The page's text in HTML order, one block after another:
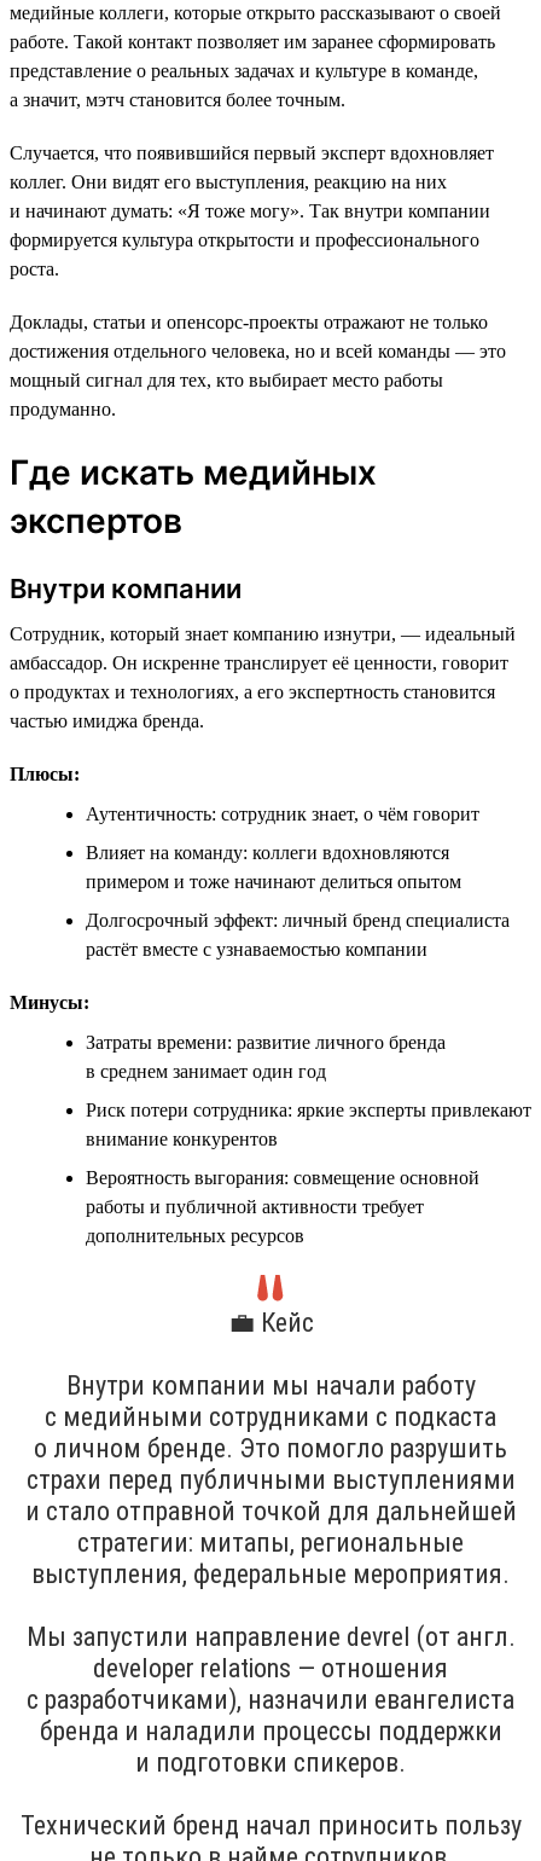
медийные коллеги, которые открыто рассказывают о своей
работе. Такой контакт позволяет им заранее сформировать
представление о реальных задачах и культуре в команде,
а значит, мэтч становится более точным.
Случается, что появившийся первый эксперт вдохновляет
коллег. Они видят его выступления, реакцию на них
и начинают думать: «Я тоже могу». Так внутри компании
формируется культура открытости и профессионального
роста.
Доклады, статьи и опенсорс-проекты отражают не только
достижения отдельного человека, но и всей команды — это
мощный сигнал для тех, кто выбирает место работы
продуманно.
Где искать медийных
экспертов
Внутри компании
Сотрудник, который знает компанию изнутри, — идеальный
амбассадор. Он искренне транслирует её ценности, говорит
о продуктах и технологиях, а его экспертность становится
частью имиджа бренда.
Плюсы:
Аутентичность: сотрудник знает, о чём говорит
Влияет на команду: коллеги вдохновляются
примером и тоже начинают делиться опытом
Долгосрочный эффект: личный бренд специалиста
растёт вместе с узнаваемостью компании
Минусы:
Затраты времени: развитие личного бренда
в среднем занимает один год
Риск потери сотрудника: яркие эксперты привлекают
внимание конкурентов
Вероятность выгорания: совмещение основной
работы и публичной активности требует
дополнительных ресурсов
💼 Кейс
Внутри компании мы начали работу
с медийными сотрудниками с подкаста
о личном бренде. Это помогло разрушить
страхи перед публичными выступлениями
и стало отправной точкой для дальнейшей
стратегии: митапы, региональные
выступления, федеральные мероприятия.
Мы запустили направление devrel (от англ.
developer relations — отношения
с разработчиками), назначили евангелиста
бренда и наладили процессы поддержки
и подготовки спикеров.
Технический бренд начал приносить пользу